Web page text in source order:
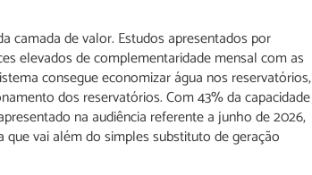
camada de valor. Estudos apresentados por
elevados de complementaridade mensal com as
consegue economizar água nos reservatórios,
dos reservatórios. Com 43% da capacidade
na audiência referente a junho de 2026,
vai além do simples substituto de geração